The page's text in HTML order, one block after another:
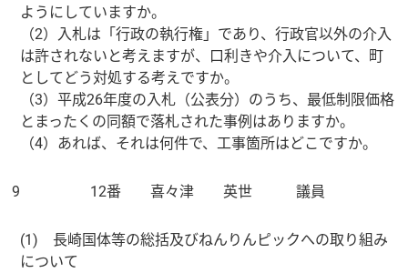
ようにしていますか。
（2）入札は「行政の執行権」であり、行政官以外の介入
は許されないと考えますが、口利きや介入について、町
としてどう対処する考えですか。
（3）平成26年度の入札（公表分）のうち、最低制限価格
とまったくの同額で落札された事例はありますか。
（4）あれば、それは何件で、工事箇所はどこですか。
9 12番 喜々津 英世 議員
(1) 長崎国体等の総括及びねんりんピックへの取り組み
について